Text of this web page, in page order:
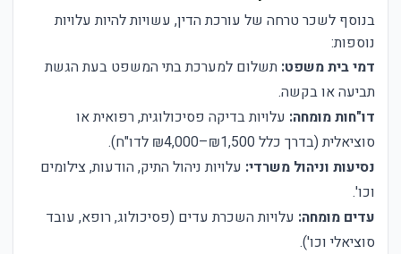
בנוסף לשכר טרחה של עורכת הדין, עשויות להיות עלויות
נוספות:
דמי בית משפט: תשלום למערכת בתי המשפט בעת הגשת
תביעה או בקשה.
דו"חות מומחה: עלויות בדיקה פסיכולוגית, רפואית או
סוציאלית (בדרך כלל ₪1,500–₪4,000 לדו"ח).
נסיעות וניהול משרדי: עלויות ניהול התיק, הודעות, צילומים
וכו'.
עדים מומחה: עלויות השכרת עדים (פסיכולוג, רופא, עובד
סוציאלי וכו').